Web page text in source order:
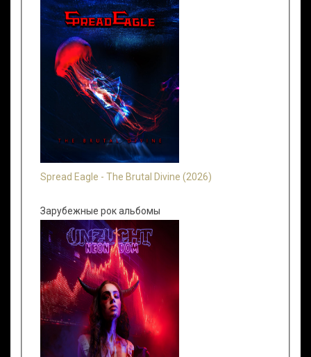
Spread Eagle - The Brutal Divine (2026)
Зарубежные рок альбомы